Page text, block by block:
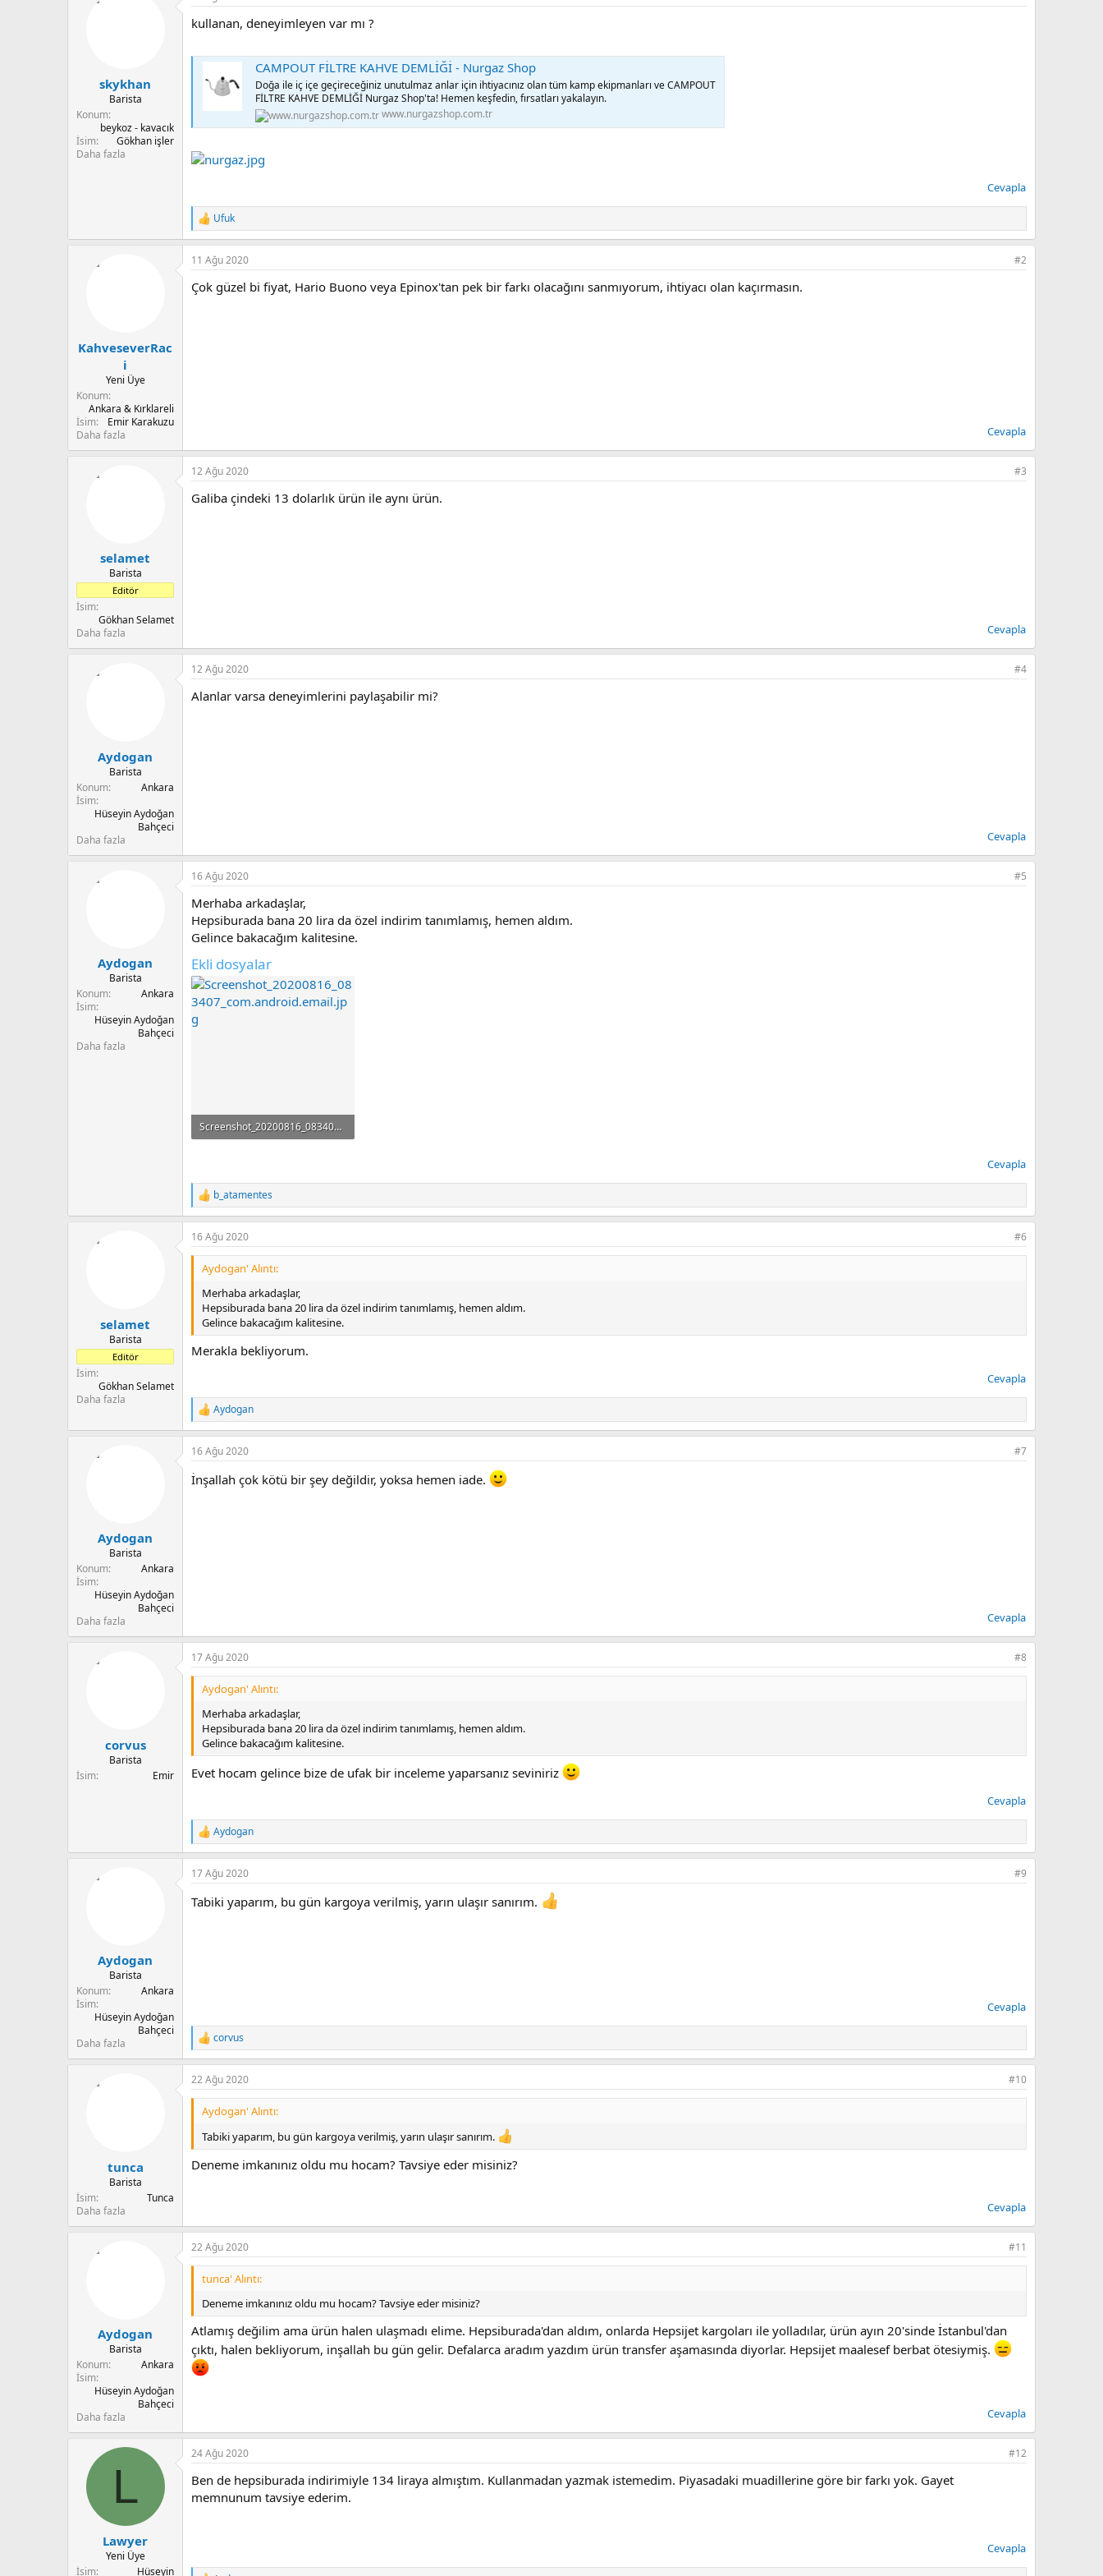
a
a
h
i
skykhan
Barista
Konum
beykoz - kavacık
İsim
Gökhan işler
Daha fazla
kullanan, deneyimleyen var mı ?
CAMPOUT FİLTRE KAHVE DEMLİĞİ - Nurgaz Shop
Doğa ile iç içe geçireceğiniz unutulmaz anlar için ihtiyacınız olan tüm kamp ekipmanları ve CAMPOUT
FİLTRE KAHVE DEMLİĞİ Nurgaz Shop'ta! Hemen keşfedin, fırsatları yakalayın.
www.nurgazshop.com.tr
Cevapla
T
e
p
k
l
Ufuk
KahveseverRac
i
Yeni Üye
Konum
Ankara & Kırklareli
İsim
Emir Karakuzu
Daha fazla
11 Ağu 2020 #2
Çok güzel bi fiyat, Hario Buono veya Epinox'tan pek bir farkı olacağını sanmıyorum, ihtiyacı olan kaçırmasın.
Cevapla
selamet
Barista
Editör
İsim
Gökhan Selamet
Daha fazla
12 Ağu 2020 #3
Galiba çindeki 13 dolarlık ürün ile aynı ürün.
Cevapla
Aydogan
Barista
Konum
Ankara
İsim
Hüseyin Aydoğan
Bahçeci
Daha fazla
12 Ağu 2020 #4
Alanlar varsa deneyimlerini paylaşabilir mi?
Cevapla
Aydogan
Barista
Konum
Ankara
İsim
Hüseyin Aydoğan
Bahçeci
Daha fazla
16 Ağu 2020 #5
Merhaba arkadaşlar,
Hepsiburada bana 20 lira da özel indirim tanımlamış, hemen aldım.
Gelince bakacağım kalitesine.
Ekli dosyalar
Screenshot_20200816_083407_com.android.email.jpg
Cevapla
T
e
p
k
i
b_atamentes
selamet
Barista
Editör
İsim
Gökhan Selamet
Daha fazla
16 Ağu 2020 #6
Aydogan' Alıntı:
Merhaba arkadaşlar,
Hepsiburada bana 20 lira da özel indirim tanımlamış, hemen aldım.
Gelince bakacağım kalitesine.
Merakla bekliyorum.
Cevapla
T
e
p
k
l
Aydogan
Aydogan
Barista
Konum
Ankara
İsim
Hüseyin Aydoğan
Bahçeci
Daha fazla
16 Ağu 2020 #7
İnşallah çok kötü bir şey değildir, yoksa hemen iade.
Cevapla
corvus
Barista
İsim
Emir
17 Ağu 2020 #8
Aydogan' Alıntı:
Merhaba arkadaşlar,
Hepsiburada bana 20 lira da özel indirim tanımlamış, hemen aldım.
Gelince bakacağım kalitesine.
Evet hocam gelince bize de ufak bir inceleme yaparsanız seviniriz
Cevapla
T
e
p
k
l
Aydogan
Aydogan
Barista
Konum
Ankara
İsim
Hüseyin Aydoğan
Bahçeci
Daha fazla
17 Ağu 2020 #9
Tabiki yaparım, bu gün kargoya verilmiş, yarın ulaşır sanırım.
Cevapla
T
e
p
k
i
:
corvus
tunca
Barista
İsim
Tunca
Daha fazla
22 Ağu 2020 #10
Aydogan' Alıntı:
Tabiki yaparım, bu gün kargoya verilmiş, yarın ulaşır sanırım.
Deneme imkanınız oldu mu hocam? Tavsiye eder misiniz?
Cevapla
Aydogan
Barista
Konum
Ankara
İsim
Hüseyin Aydoğan
Bahçeci
Daha fazla
22 Ağu 2020 #11
tunca' Alıntı:
Deneme imkanınız oldu mu hocam? Tavsiye eder misiniz?
Atlamış değilim ama ürün halen ulaşmadı elime. Hepsiburada'dan aldım, onlarda Hepsijet kargoları ile yolladılar, ürün ayın 20'sinde İstanbul'dan
çıktı, halen bekliyorum, inşallah bu gün gelir. Defalarca aradım yazdım ürün transfer aşamasında diyorlar. Hepsijet maalesef berbat ötesiymiş.
Cevapla
L
Lawyer
Yeni Üye
İsim
Hüseyin
24 Ağu 2020 #12
Ben de hepsiburada indirimiyle 134 liraya almıştım. Kullanmadan yazmak istemedim. Piyasadaki muadillerine göre bir farkı yok. Gayet
memnunum tavsiye ederim.
Cevapla